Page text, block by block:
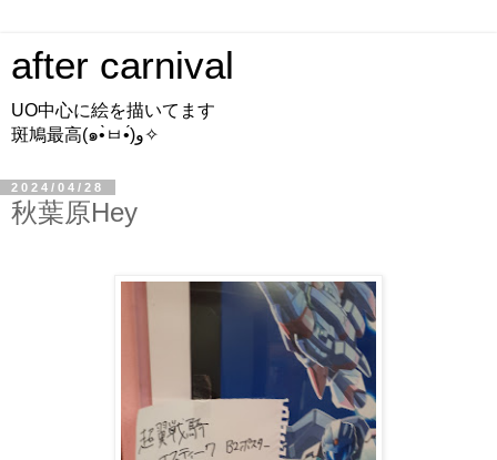
after carnival
UO中心に絵を描いてます
斑鳩最高(๑•̀ㅂ•́)و✧
2024/04/28
秋葉原Hey